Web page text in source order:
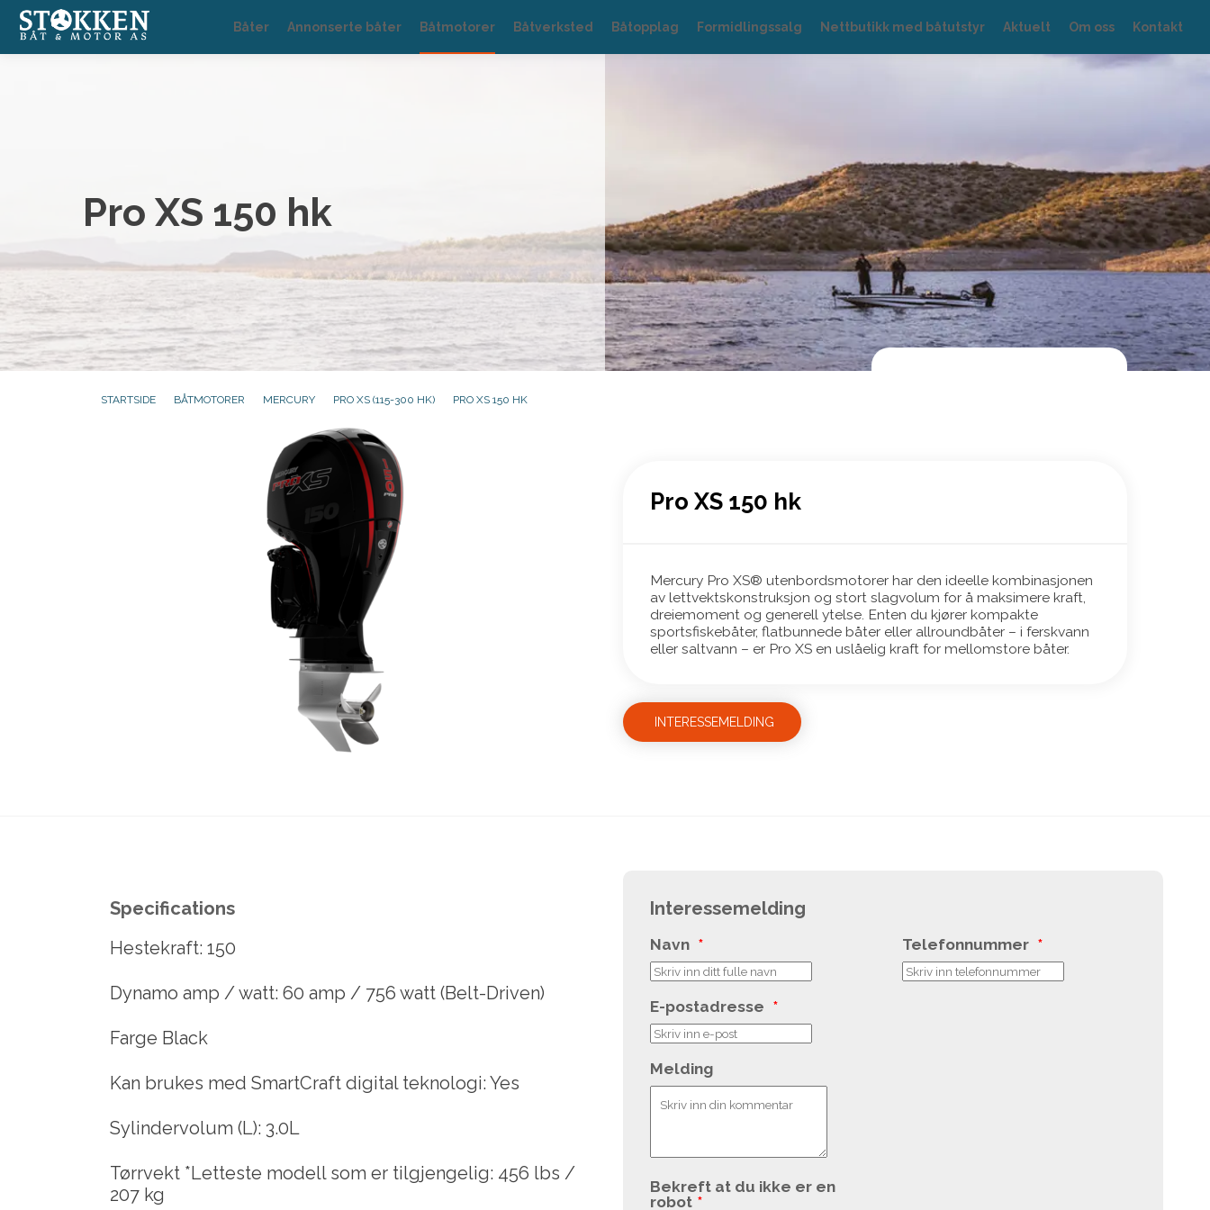
Båter Annonserte båter Båtmotorer Båtverksted Båtopplag Formidlingssalg Nettbutikk med båtutstyr Aktuelt Om oss Kontakt
Pro XS 150 hk
STARTSIDE BÅTMOTORER MERCURY PRO XS (115-300 HK) PRO XS 150 HK
Pro XS 150 hk
Mercury Pro XS® utenbordsmotorer har den ideelle kombinasjonen
av lettvektskonstruksjon og stort slagvolum for å maksimere kraft,
dreiemoment og generell ytelse. Enten du kjører kompakte
sportsfiskebåter, flatbunnede båter eller allroundbåter – i ferskvann
eller saltvann – er Pro XS en uslåelig kraft for mellomstore båter.
INTERESSEMELDING
Specifications
Hestekraft: 150
Dynamo amp / watt: 60 amp / 756 watt (Belt-Driven)
Farge Black
Kan brukes med SmartCraft digital teknologi: Yes
Sylindervolum (L): 3.0L
Tørrvekt *Letteste modell som er tilgjengelig: 456 lbs /
207 kg
Interessemelding
Navn * Telefonnummer *
E-postadresse *
Melding
Bekreft at du ikke er en
robot *